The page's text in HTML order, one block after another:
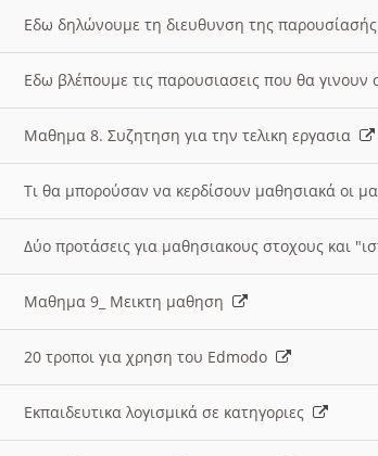
Εδω δηλώνουμε τη διευθυνση της
Εδω βλέπουμε τις παρουσιασεις που θα
Μαθημα 8. Συζητηση για την τελικη εργασια
Τι θα μπορούσαν να κερδίσουν μαθησιακά οι
Δύο προτάσεις για μαθησιακους στοχους και
Μαθημα 9_ Μεικτη μαθηση
20 τροποι για χρηση του Edmodo
Εκπαιδευτικα λογισμικά σε κατηγοριες